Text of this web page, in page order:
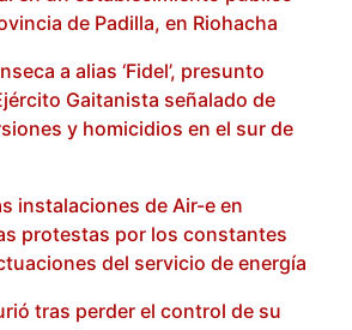
de Padilla, en Riohacha
a alias ‘Fidel’, presunto
Gaitanista señalado de
y homicidios en el sur de
instalaciones de Air-e en
protestas por los constantes
del servicio de energía
tras perder el control de su